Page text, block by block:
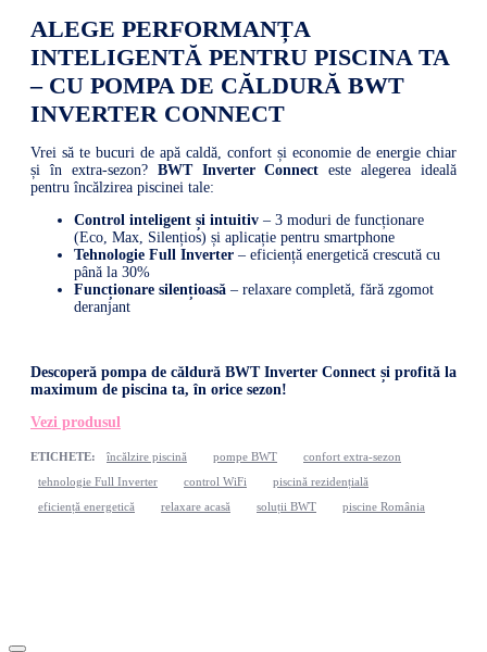
ALEGE PERFORMANȚA
INTELIGENTĂ PENTRU PISCINA TA
– CU POMPA DE CĂLDURĂ BWT
INVERTER CONNECT
Vrei să te bucuri de apă caldă, confort și economie de energie chiar
și în extra-sezon? BWT Inverter Connect este alegerea ideală
pentru încălzirea piscinei tale:
Control inteligent și intuitiv – 3 moduri de funcționare
(Eco, Max, Silențios) și aplicație pentru smartphone
Tehnologie Full Inverter – eficiență energetică crescută cu
până la 30%
Funcționare silențioasă – relaxare completă, fără zgomot
deranjant
Descoperă pompa de căldură BWT Inverter Connect și profită la
maximum de piscina ta, în orice sezon!
Vezi produsul
ETICHETE: încălzire piscină pompe BWT
confort extra-sezon
tehnologie Full Inverter
control WiFi
piscină rezidențială
eficiență energetică
relaxare acasă soluții BWT piscine România